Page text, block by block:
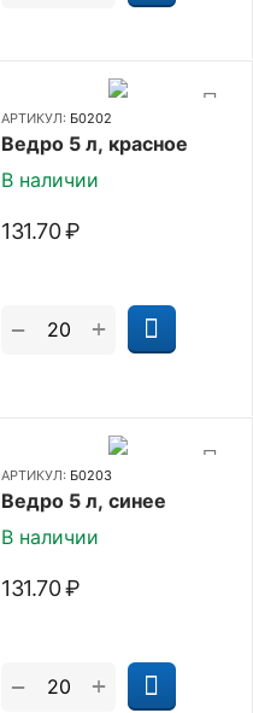
АРТИКУЛ: Б0202
Ведро 5 л, красное
В наличии
131.70₽
+
−
АРТИКУЛ: Б0203
Ведро 5 л, синее
В наличии
131.70₽
+
−